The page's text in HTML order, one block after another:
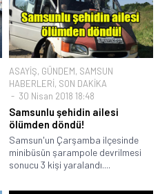
ASAYİŞ, GÜNDEM, SAMSUN
HABERLERİ, SON DAKİKA
30 Nisan 2018 18:48
Samsunlu şehidin ailesi
ölümden döndü!
Samsun'un Çarşamba ilçesinde
minibüsün şarampole devrilmesi
sonucu 3 kişi yaralandı....